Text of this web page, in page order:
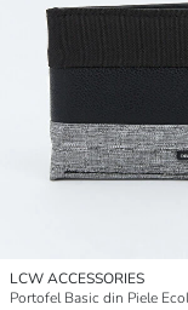
LCW ACCESSORIES